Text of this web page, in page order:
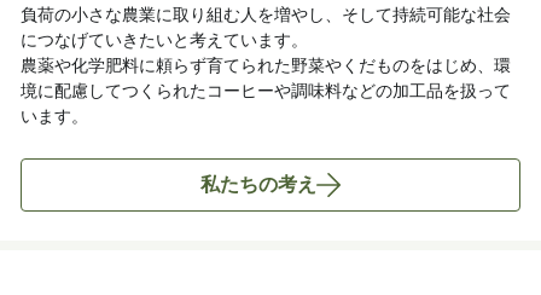
負荷の小さな農業に取り組む人を増やし、そして持続可能な社会
につなげていきたいと考えています。
農薬や化学肥料に頼らず育てられた野菜やくだものをはじめ、環
境に配慮してつくられたコーヒーや調味料などの加工品を扱って
います。
私たちの考え